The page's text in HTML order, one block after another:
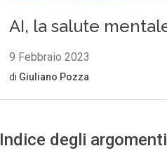
Indice degli argomenti